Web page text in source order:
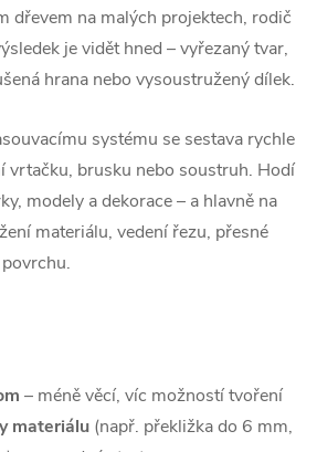
dřevem na malých projektech, rodič
je vidět hned – vyřezaný tvar,
hrana nebo vysoustružený dílek.
systému se sestava rychle
vrtačku, brusku nebo soustruh. Hodí
modely a dekorace – a hlavně na
materiálu, vedení řezu, přesné
– méně věcí, víc možností tvoření
materiálu (např. překližka do 6 mm,